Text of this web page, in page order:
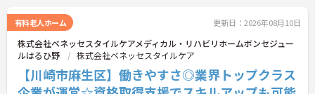
詳細をお話ししますのでお気軽にご相談ください！
有料老人ホーム 更新日：2026年08月10日
株式会社ベネッセスタイルケアメディカル・リハビリホームボンセジュー
ルはるひ野
株式会社ベネッセスタイルケア
【川崎市麻生区】働きやすさ◎業界トップクラス